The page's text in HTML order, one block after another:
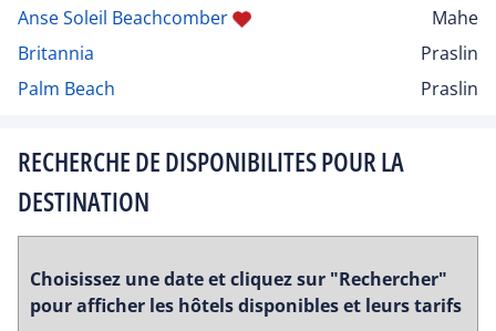
Anse Soleil Beachcomber
Mahe
Britannia
Praslin
Palm Beach
Praslin
RECHERCHE DE DISPONIBILITES POUR LA
DESTINATION
Choisissez une date et cliquez sur "Rechercher"
pour afficher les hôtels disponibles et leurs tarifs